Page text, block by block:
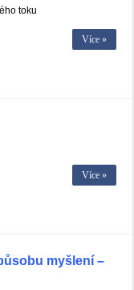
toku
Více »
Více »
myšlení –